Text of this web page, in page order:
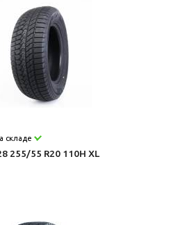
складе
255/55 R20 110H XL